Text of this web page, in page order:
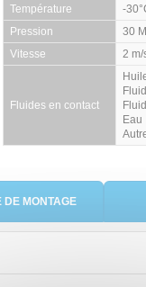
Température
-
Pression
30
Vitesse
2 m/
Fluides en contact
Eau
DE MONTAGE